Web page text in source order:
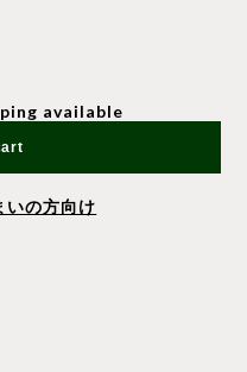
available
いの方向け